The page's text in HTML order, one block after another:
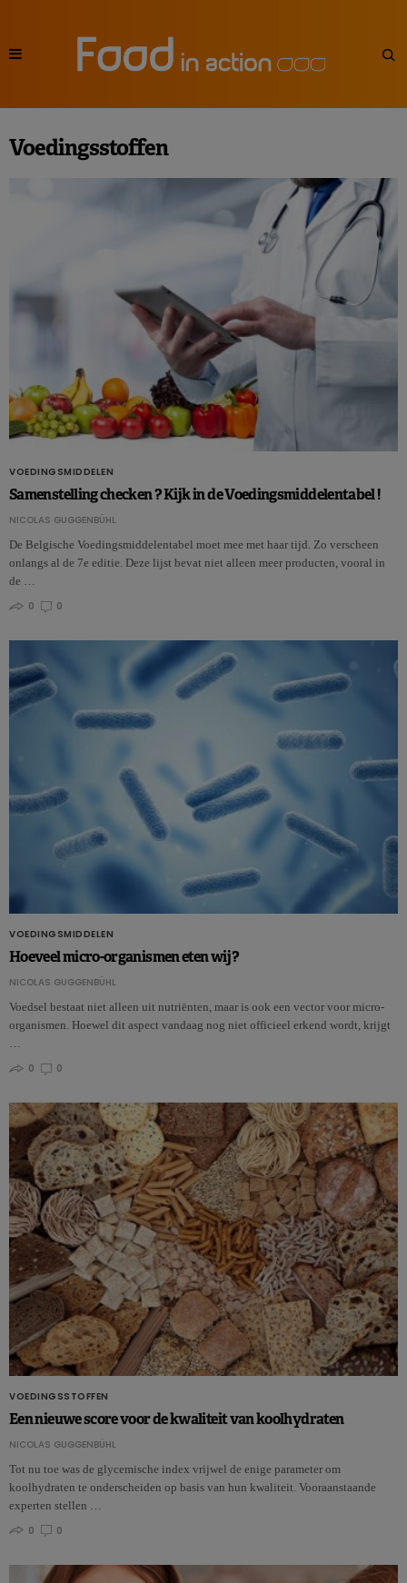
Voedingsstoffen
VOEDINGSMIDDELEN
Samenstelling checken ? Kijk in de Voedingsmiddelentabel !
NICOLAS GUGGENBÜHL
De Belgische Voedingsmiddelentabel moet mee met haar tijd. Zo verscheen
onlangs al de 7e editie. Deze lijst bevat niet alleen meer producten, vooral in
de …
0
0
VOEDINGSMIDDELEN
Hoeveel micro-organismen eten wij?
NICOLAS GUGGENBÜHL
Voedsel bestaat niet alleen uit nutriënten, maar is ook een vector voor micro-
organismen. Hoewel dit aspect vandaag nog niet officieel erkend wordt, krijgt
0
0
VOEDINGSSTOFFEN
Een nieuwe score voor de kwaliteit van koolhydraten
NICOLAS GUGGENBÜHL
Tot nu toe was de glycemische index vrijwel de enige parameter om
koolhydraten te onderscheiden op basis van hun kwaliteit. Vooraanstaande
experten stellen …
0
0